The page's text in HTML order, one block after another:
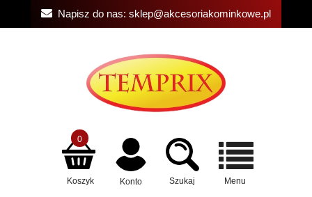
Napisz do nas: sklep@akcesoriakominkowe.pl
Koszyk
0
Konto Szukaj Menu